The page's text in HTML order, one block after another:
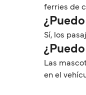
ferries de
Sí, los
Las
en el